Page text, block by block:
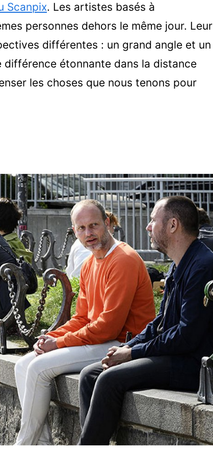
Scanpix. Les artistes basés à
personnes dehors le même jour. Leur
différentes : un grand angle et un
étonnante dans la distance
les choses que nous tenons pour